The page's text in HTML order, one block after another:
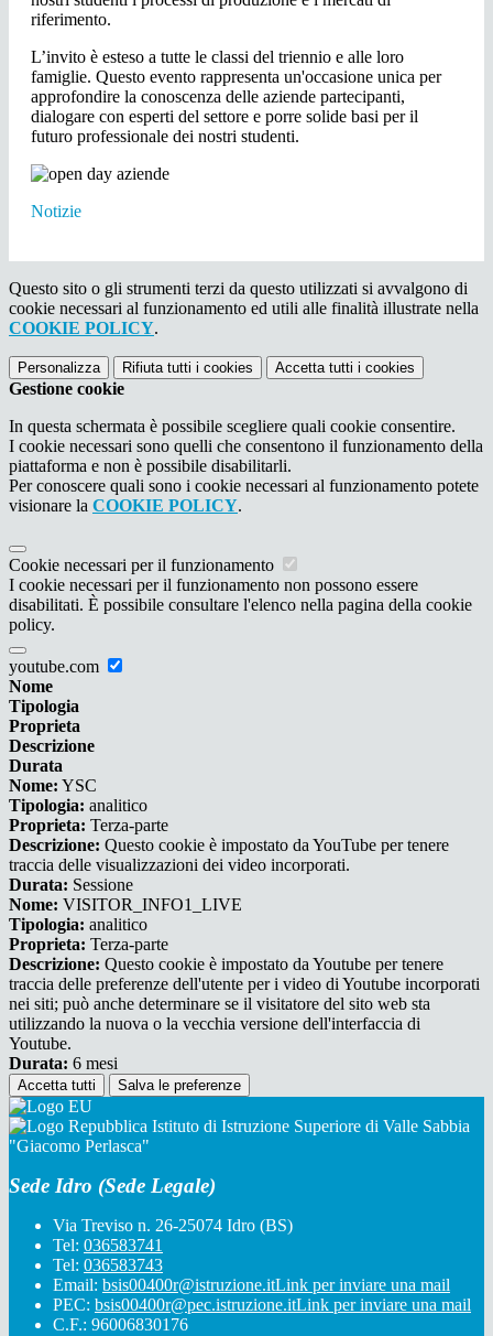
riferimento.
L’invito è esteso a tutte le classi del triennio e alle loro
famiglie. Questo evento rappresenta un'occasione unica per
approfondire la conoscenza delle aziende partecipanti,
dialogare con esperti del settore e porre solide basi per il
futuro professionale dei nostri studenti.
Notizie
Questo sito o gli strumenti terzi da questo utilizzati si avvalgono di
cookie necessari al funzionamento ed utili alle finalità illustrate nella
COOKIE POLICY.
Personalizza Rifiuta tutti i cookies Accetta tutti i cookies
Gestione cookie
In questa schermata è possibile scegliere quali cookie consentire.
I cookie necessari sono quelli che consentono il funzionamento della
piattaforma e non è possibile disabilitarli.
Per conoscere quali sono i cookie necessari al funzionamento potete
visionare la COOKIE POLICY.
Cookie necessari per il funzionamento
I cookie necessari per il funzionamento non possono essere
disabilitati. È possibile consultare l'elenco nella pagina della cookie
policy.
youtube.com
Nome
Tipologia
Proprieta
Descrizione
Durata
Nome: YSC
Tipologia: analitico
Proprieta: Terza-parte
Descrizione: Questo cookie è impostato da YouTube per tenere
traccia delle visualizzazioni dei video incorporati.
Durata: Sessione
Nome: VISITOR_INFO1_LIVE
Tipologia: analitico
Proprieta: Terza-parte
Descrizione: Questo cookie è impostato da Youtube per tenere
traccia delle preferenze dell'utente per i video di Youtube incorporati
nei siti; può anche determinare se il visitatore del sito web sta
utilizzando la nuova o la vecchia versione dell'interfaccia di
Youtube.
Durata: 6 mesi
Accetta tutti Salva le preferenze
Istituto di Istruzione Superiore di Valle Sabbia
"Giacomo Perlasca"
Sede Idro (Sede Legale)
Via Treviso n. 26-25074 Idro (BS)
Tel: 036583741
Tel: 036583743
Email: bsis00400r@istruzione.itLink per inviare una mail
PEC: bsis00400r@pec.istruzione.itLink per inviare una mail
C.F.: 96006830176